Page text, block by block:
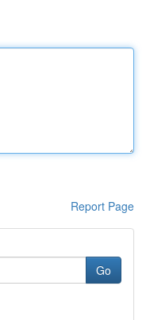
Report Page
Go